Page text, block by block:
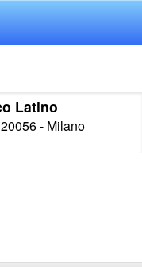
Latino
- Milano